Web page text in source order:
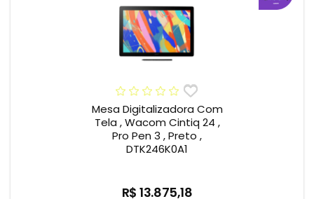
Mesa Digitalizadora Com
Tela , Wacom Cintiq 24 ,
Pro Pen 3 , Preto ,
DTK246K0A1
R$ 13.875,18